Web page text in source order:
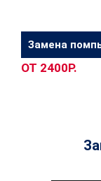
Замена
ОТ 2400Р.